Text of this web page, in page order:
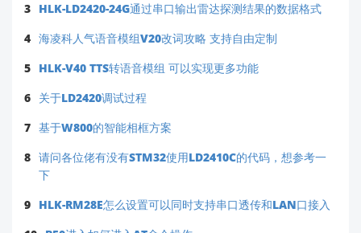
3 HLK-LD2420-24G通过串口输出雷达探测结果的数据格式
4 海凌科人气语音模组V20改词攻略 支持自由定制
5 HLK-V40 TTS转语音模组 可以实现更多功能
6 关于LD2420调试过程
7 基于W800的智能相框方案
8 请问各位佬有没有STM32使用LD2410C的代码，想参考一
下
9 HLK-RM28E怎么设置可以同时支持串口透传和LAN口接入